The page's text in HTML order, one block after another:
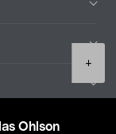
Ohlson
+